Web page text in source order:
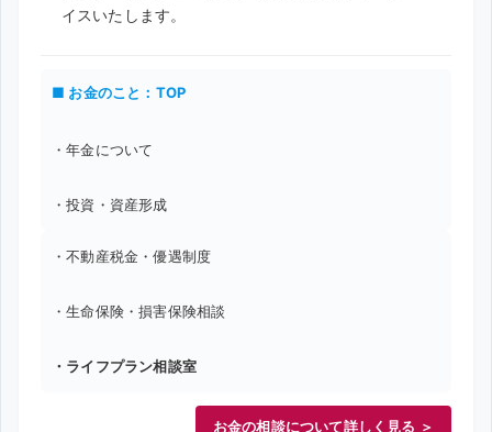
イスいたします。
■ お金のこと：TOP
・年金について
・投資・資産形成
・不動産税金・優遇制度
・生命保険・損害保険相談
・ライフプラン相談室
お金の相談について詳しく見る ＞